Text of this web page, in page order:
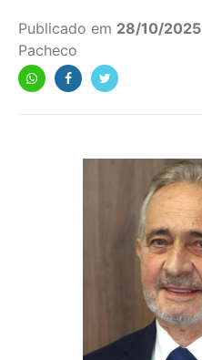
Publicado em 28/10/2025
Pacheco